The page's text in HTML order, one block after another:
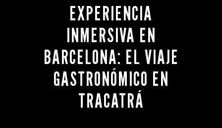
EXPERIENCIA
INMERSIVA EN
BARCELONA: EL VIAJE
GASTRONÓMICO EN
TRACATRÁ